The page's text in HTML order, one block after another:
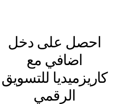
احصل على دخل
اضافي مع
للتسويق
الرقمي